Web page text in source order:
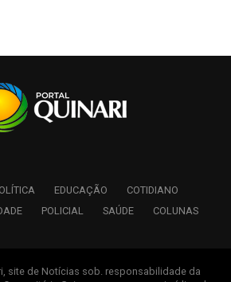
EDUCAÇÃO
COTIDIANO
POLICIAL SAÚDE COLUNAS
site de Notícias sob. responsabilidade da